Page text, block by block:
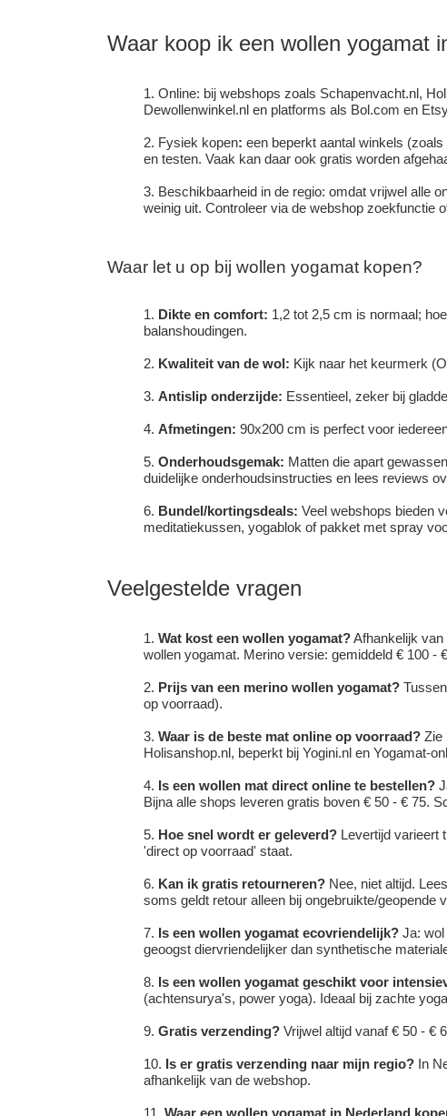
Waar koop ik een wollen yogamat
Online: bij webshops zoals Schapenvacht.nl,
Dewollenwinkel.nl en platforms als Bol.com en
Fysiek kopen: een beperkt aantal winkels
en testen. Vaak kan daar ook gratis worden
Beschikbaarheid in de regio: omdat vrijwel alle
weinig uit. Controleer via de webshop zoekfunctie
Waar let u op bij wollen yogamat kopen?
Dikte en comfort: 1,2 tot 2,5 cm is normaal;
balanshoudingen.
Kwaliteit van de wol: Kijk naar het keurmerk
Antislip onderzijde: Essentieel, zeker bij
Afmetingen: 90x200 cm is perfect voor
Onderhoudsgemak: Matten die apart
duidelijke onderhoudsinstructies en lees reviews
Bundel/kortingsdeals: Veel webshops bieden
meditatiekussen, yogablok of pakket met spray
Veelgestelde vragen
Wat kost een wollen yogamat?Afhankelijk van
wollen yogamat. Merino versie: gemiddeld € 100 -
Prijs van een merino wollen yogamat?
op voorraad).
Waar is de beste mat online op voorraad? Zie
Holisanshop.nl, beperkt bij Yogini.nl en Yogamat-
Is een wollen mat direct online te bestellen?
Bijna alle shops leveren gratis boven € 50 - € 75.
Hoe snel wordt er geleverd? Levertijd varieert
'direct op voorraad' staat.
Kan ik gratis retourneren? Nee, niet altijd.
soms geldt retour alleen bij ongebruikte/geopende
Is een wollen yogamat ecovriendelijk? Ja:
geoogst diervriendelijker dan synthetische
Is een wollen yogamat geschikt voor
(achtensurya's, power yoga). Ideaal bij zachte
Gratis verzending? Vrijwel altijd vanaf € 50 - €
Is er gratis verzending naar mijn regio? In
afhankelijk van de webshop.